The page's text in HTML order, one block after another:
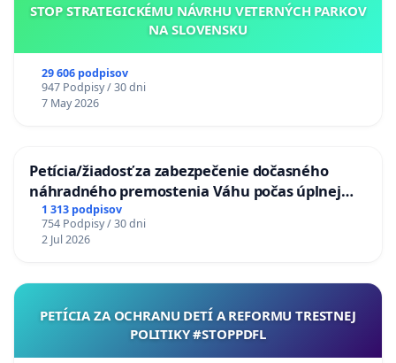
STOP STRATEGICKÉMU NÁVRHU VETERNÝCH PARKOV
NA SLOVENSKU
29 606 podpisov
947 Podpisy / 30 dni
7 May 2026
Petícia/žiadosť za zabezpečenie dočasného
náhradného premostenia Váhu počas úplnej
uzávery Vážskeho mosta v Komárne
1 313 podpisov
754 Podpisy / 30 dni
2 Jul 2026
PETÍCIA ZA OCHRANU DETÍ A REFORMU TRESTNEJ
POLITIKY #STOPPDFL